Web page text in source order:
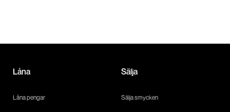
Låna
Låna pengar
Sälja
Sälja smycken